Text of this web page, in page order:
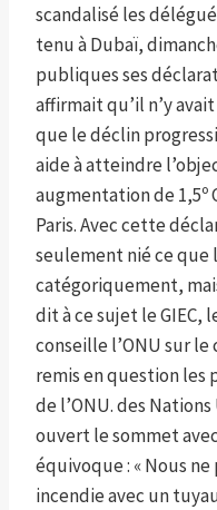
scandalisé les
tenu à Dubaï,
publiques ses
affirmait qu’il n’y
que le déclin
aide à atteindre
augmentation de 1,5º
Paris. Avec cette
seulement nié ce que
catégoriquement,
dit à ce sujet le GIEC,
conseille l’ONU sur
remis en question les
de l’ONU. des
ouvert le sommet
équivoque : « Nous
incendie avec un